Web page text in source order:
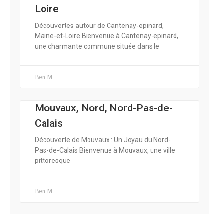
Loire
Découvertes autour de Cantenay-epinard,
Maine-et-Loire Bienvenue à Cantenay-epinard,
une charmante commune située dans le
Ben M
Mouvaux, Nord, Nord-Pas-de-
Calais
Découverte de Mouvaux : Un Joyau du Nord-
Pas-de-Calais Bienvenue à Mouvaux, une ville
pittoresque
Ben M